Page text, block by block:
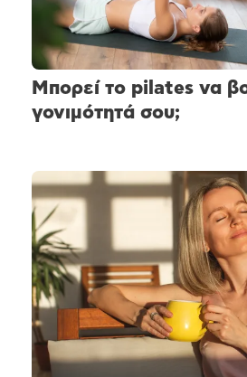
Μπορεί το pilates να
γονιμότητά σου;